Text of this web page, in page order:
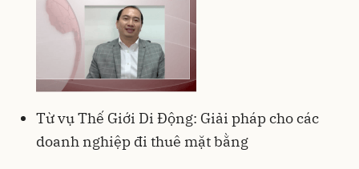
Từ vụ Thế Giới Di Động: Giải pháp cho các
doanh nghiệp đi thuê mặt bằng